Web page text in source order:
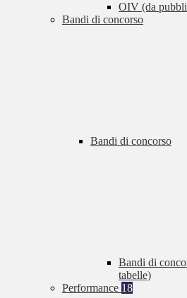
OIV (da
Bandi di concorso
Bandi di concorso
Bandi di
tabelle)
Performance 18